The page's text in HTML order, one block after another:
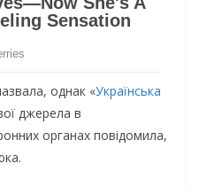
однак «Українська
джерела в
органах повідомила,